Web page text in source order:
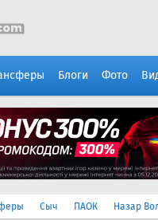
Блоги Фото
Сыч ПАОК Назар